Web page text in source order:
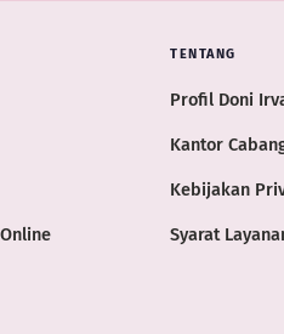
TENTANG
Profil Doni
Kantor
Kebijakan
Syarat